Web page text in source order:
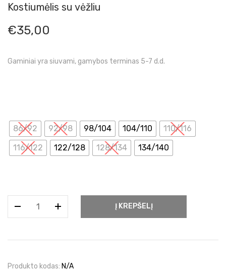
Kostiumėlis su vėžliu
€35,00
Gaminiai yra siuvami, gamybos terminas 5-7 d.d.
86/92 92/98 98/104 104/110
110/116
116/122
122/128 128/134 134/140
Į KREPŠELĮ
Produkto kodas: N/A